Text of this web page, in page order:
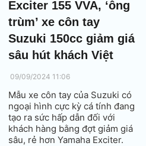
Exciter 155 VVA, ‘ông
trùm’ xe côn tay
Suzuki 150cc giảm giá
sâu hút khách Việt
09/09/2024 11:06
Mẫu xe côn tay của Suzuki có
ngoại hình cực kỳ cá tính đang
tạo ra sức hấp dẫn đối với
khách hàng bằng đợt giảm giá
sâu, rẻ hơn Yamaha Exciter.